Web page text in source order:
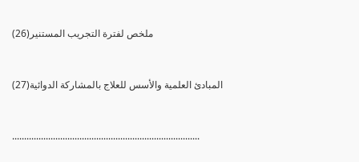
(26)ملخص لفترة التجريب المستنير
(27)المبادئ العلمية والأسس للعلاج بالمشاركة الدوائية
..............................................................................